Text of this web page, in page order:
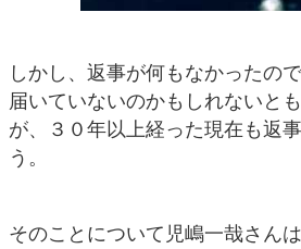
しかし、返事が何もなかったの
届いていないのかもしれないと
が、３０年以上経った現在も返
う。
そのことについて児嶋一哉さん